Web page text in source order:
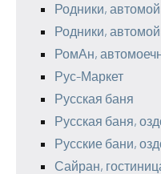
Родники,
Родники,
РомАн,
Рус-Маркет
Русская баня
Русская баня,
Русские бани,
Сайран,